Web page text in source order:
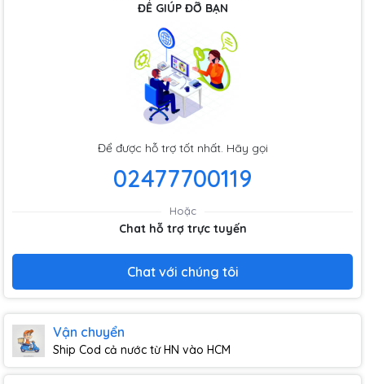
ĐỂ GIÚP ĐỠ BẠN
Để được hỗ trợ tốt nhất. Hãy gọi
02477700119
Hoặc
Chat hỗ trợ trực tuyến
Chat với chúng tôi
Vận chuyển
Ship Cod cả nước từ HN vào HCM